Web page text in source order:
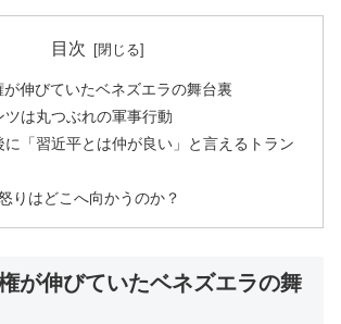
目次
が伸びていたベネズエラの舞台裏
ツは丸つぶれの軍事行動
に「習近平とは仲が良い」と言えるトラン
りはどこへ向かうのか？
が伸びていたベネズエラの舞